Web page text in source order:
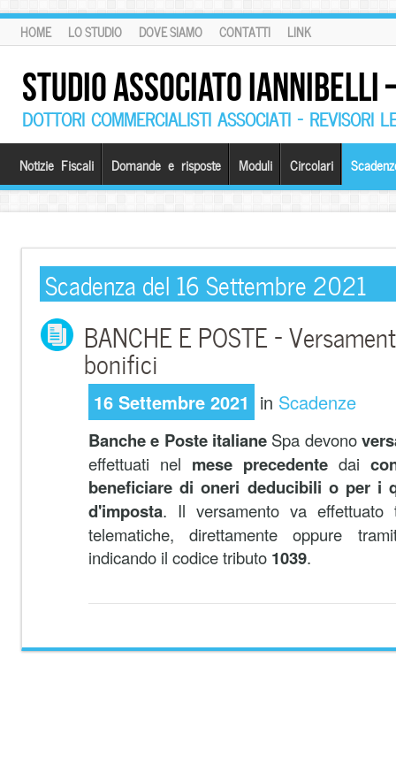
HOME LO STUDIO DOVE SIAMO CONTATTI LINK
STUDIO ASSOCIATO
DOTTORI COMMERCIALISTI ASSOCIATI – REVISORI
Notizie Fiscali Domande e risposte Moduli Circolari
Scadenza del 16 Settembre 2021
BANCHE E POSTE –
bonifici
16 Settembre 2021 in Scadenze
Banche e Poste italianeSpa devono
effettuati nel mese precedente dai
beneficiare di oneri deducibili o per i
d'imposta. Il versamento va effettuato
telematiche, direttamente oppure
indicando il codice tributo 1039.